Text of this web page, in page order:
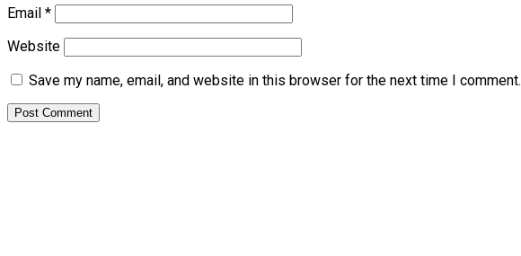
Email *
Website
Save my name, email, and website in this browser for the next time I comment.